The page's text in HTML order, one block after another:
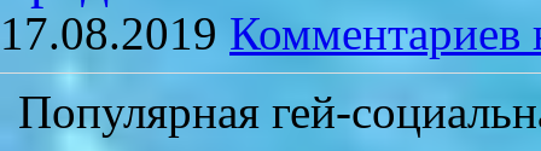
17.08.2019 Комментариев
Популярная гей-